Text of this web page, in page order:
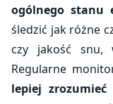
ogólnego stanu
śledzić jak różne
czy jakość snu,
Regularne
lepiej zrozumieć